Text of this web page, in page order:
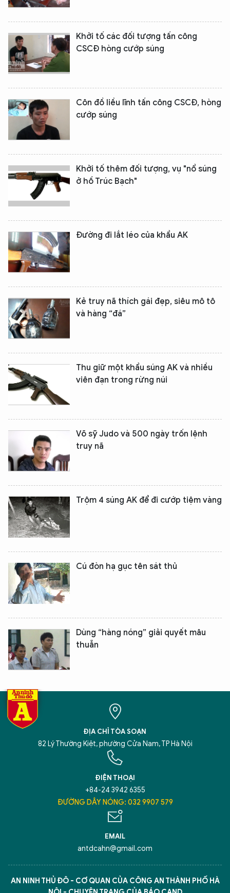
Khởi tố các đối tượng tấn công
CSCĐ hòng cướp súng
Côn đồ liều lĩnh tấn công CSCĐ, hòng
cướp súng
Khởi tố thêm đối tượng, vụ "nổ súng
ở hồ Trúc Bạch"
Đường đi lắt léo của khẩu AK
Kẻ truy nã thích gái đẹp, siêu mô tô
và hàng “đá”
Thu giữ một khẩu súng AK và nhiều
viên đạn trong rừng núi
Võ sỹ Judo và 500 ngày trốn lệnh
truy nã
Trộm 4 súng AK để đi cướp tiệm vàng
Cú đòn hạ gục tên sát thủ
Dùng “hàng nóng” giải quyết mâu
thuẫn
ĐỊA CHỈ TÒA SOẠN
82 Lý Thường Kiệt, phường Cửa Nam, TP Hà Nội
ĐIỆN THOẠI
+84-24 3942 6355
ĐƯỜNG DÂY NÓNG: 032 9907 579
EMAIL
antdcahn@gmail.com
AN NINH THỦ ĐÔ - CƠ QUAN CỦA CÔNG AN THÀNH PHỐ HÀ